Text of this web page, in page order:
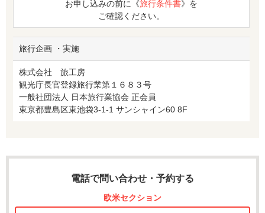
お申し込みの前に《旅行条件書》を
ご確認ください。
旅行企画 ・実施
株式会社 旅工房
観光庁長官登録旅行業第１６８３号
一般社団法人 日本旅行業協会 正会員
東京都豊島区東池袋3-1-1 サンシャイン60 8F
電話で問い合わせ・予約する
欧米セクション